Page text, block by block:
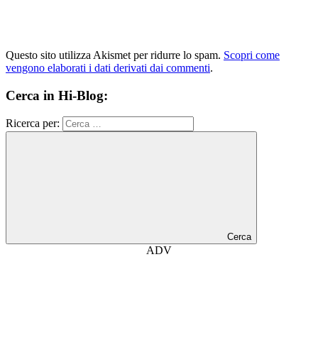
Questo sito utilizza Akismet per ridurre lo spam. Scopri come
vengono elaborati i dati derivati dai commenti.
Cerca in Hi-Blog:
Ricerca per:
Cerca
ADV